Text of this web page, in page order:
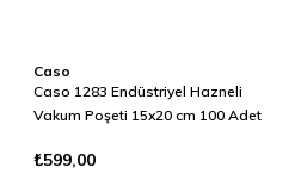
Caso
Caso 1283 Endüstriyel Hazneli
Vakum Poşeti 15x20 cm 100 Adet
₺599,00